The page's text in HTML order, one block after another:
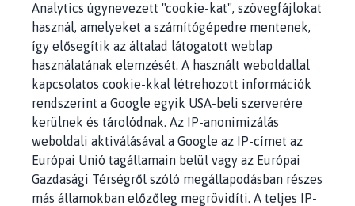
Analytics úgynevezett "cookie-kat", szövegfájlokat
használ, amelyeket a számítógépedre mentenek,
így elősegítik az általad látogatott weblap
használatának elemzését. A használt weboldallal
kapcsolatos cookie-kkal létrehozott információk
rendszerint a Google egyik USA-beli szerverére
kerülnek és tárolódnak. Az IP-anonimizálás
weboldali aktiválásával a Google az IP-címet az
Európai Unió tagállamain belül vagy az Európai
Gazdasági Térségről szóló megállapodásban részes
más államokban előzőleg megrövidíti. A teljes IP-